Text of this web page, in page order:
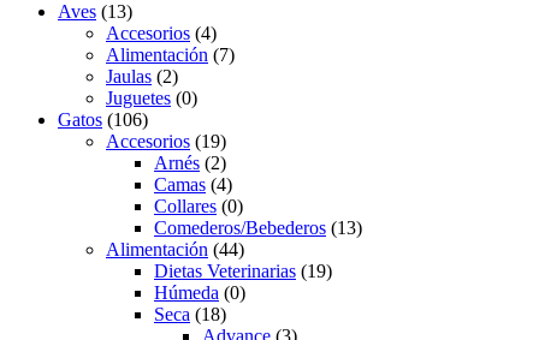
Aves (13)
Accesorios (4)
Alimentación (7)
Jaulas (2)
Juguetes (0)
Gatos (106)
Accesorios (19)
Arnés (2)
Camas (4)
Collares (0)
Comederos/Bebederos (13)
Alimentación (44)
Dietas Veterinarias (19)
Húmeda (0)
Seca (18)